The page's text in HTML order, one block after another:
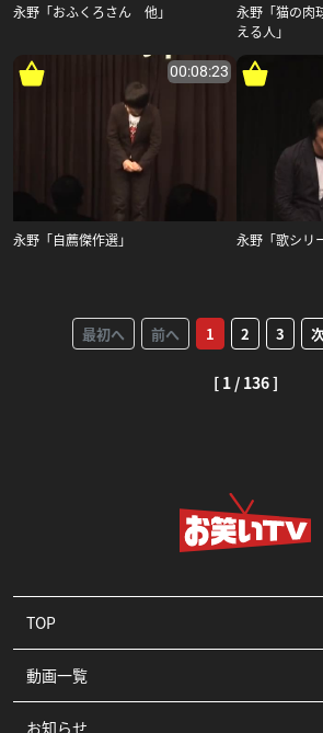
永野「おふくろさん 他」
永野「猫の肉
える人」
00:08:23
永野「自薦傑作選」 永野「歌シリ
最初へ 前へ 1 2 3
[ 1 / 136 ]
TOP
動画一覧
コント
お知らせ